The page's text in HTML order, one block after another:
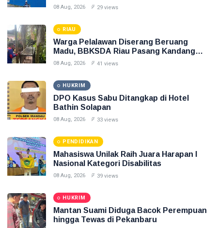
08 Aug, 2026 29 views
RIAU
Warga Pelalawan Diserang Beruang
Madu, BBKSDA Riau Pasang Kandang
Jebak
08 Aug, 2026 41 views
HUKRIM
DPO Kasus Sabu Ditangkap di Hotel
Bathin Solapan
08 Aug, 2026 33 views
PENDIDIKAN
Mahasiswa Unilak Raih Juara Harapan I
Nasional Kategori Disabilitas
08 Aug, 2026 39 views
HUKRIM
Mantan Suami Diduga Bacok Perempuan
hingga Tewas di Pekanbaru